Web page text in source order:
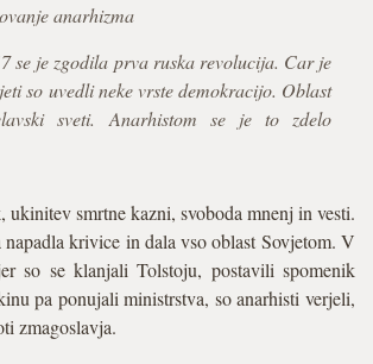
anarhizma
se je zgodila prva ruska revolucija. Car je
so uvedli neke vrste demokracijo. Oblast
sveti. Anarhistom se je to zdelo
ukinitev smrtne kazni, svoboda mnenj in vesti.
krivice in dala vso oblast Sovjetom. V
so se klanjali Tolstoju, postavili spomenik
pa ponujali ministrstva, so anarhisti verjeli,
zmagoslavja.